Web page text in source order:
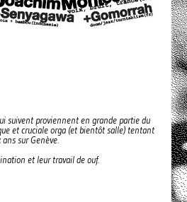
suivent proviennent en grande partie du
et cruciale orga (et bientôt salle) tentant
sur Genève.
et leur travail de ouf.